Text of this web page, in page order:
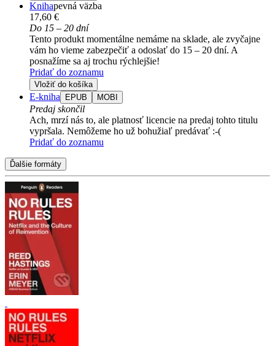
Knihapevná väzba
17,60 €
Do 15 – 20 dní
Tento produkt momentálne nemáme na sklade, ale zvyčajne
vám ho vieme zabezpečiť a odoslať do 15 – 20 dní. A
posnažíme sa aj trochu rýchlejšie!
Pridať do zoznamu
Vložiť do košíka
E-kniha EPUB MOBI
Predaj skončil
Ach, mrzí nás to, ale platnosť licencie na predaj tohto titulu
vypršala. Nemôžeme ho už bohužiaľ predávať :-(
Pridať do zoznamu
Ďalšie formáty